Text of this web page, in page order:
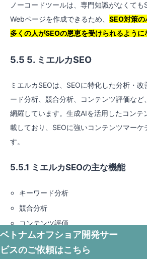
ノーコードツールは、専門知識がなくても
Webページを作成できるため、 SEO対策の
多くの人がSEOの恩恵を受けられるように
5.5 5. ミエルカSEO
ミエルカSEOは、SEOに特化した分析・
ード分析、競合分析、コンテンツ評価など
網羅しています。生成AIを活用したコンテ
載しており、SEOに強いコンテンツマーケ
す。
5.5.1 ミエルカSEOの主な機能
キーワード分析
競合分析
コンテンツ評価
生成AIによるコンテンツ作成支援
ベトナムオフショア開発サー
ビスのご依頼はこちら